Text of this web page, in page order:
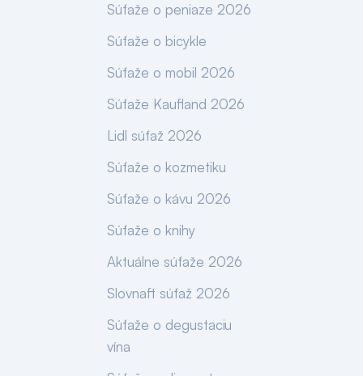
Súťaže o peniaze 2026
Súťaže o bicykle
Súťaže o mobil 2026
Súťaže Kaufland 2026
Lidl súťaž 2026
Súťaže o kozmetiku
Súťaže o kávu 2026
Súťaže o knihy
Aktuálne súťaže 2026
Slovnaft súťaž 2026
Súťaže o degustaciu
vína